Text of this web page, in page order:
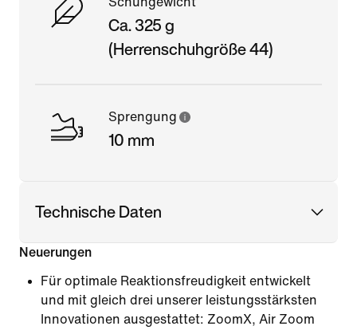
Ca. 325 g
(Herrenschuhgröße 44)
Sprengung
10 mm
Technische Daten
Neuerungen
Für optimale Reaktionsfreudigkeit entwickelt
und mit gleich drei unserer leistungsstärksten
Innovationen ausgestattet: ZoomX, Air Zoom